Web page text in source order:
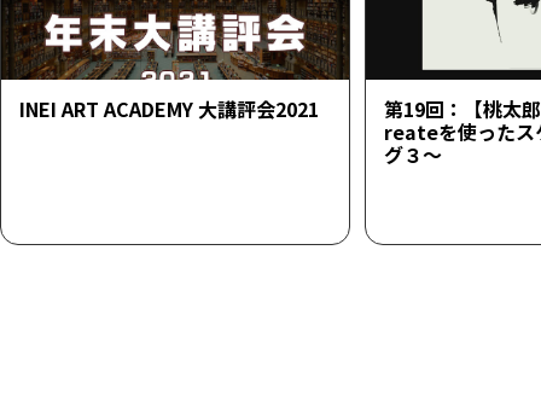
INEI ART ACADEMY 大講評会2021 第19回：【桃太
reateを使ったス
グ３～